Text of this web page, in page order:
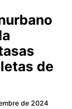
de
de 2024